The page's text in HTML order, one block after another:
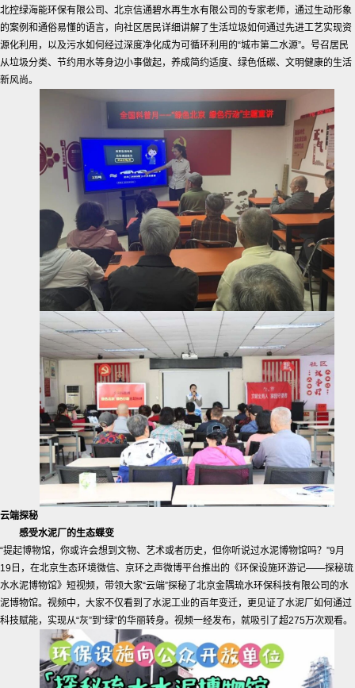
北控绿海能环保有限公司、北京信通碧水再生水有限公司的专家老师，通过生动形象
的案例和通俗易懂的语言，向社区居民详细讲解了生活垃圾如何通过先进工艺实现资
源化利用，以及污水如何经过深度净化成为可循环利用的“城市第二水源”。号召居民
从垃圾分类、节约用水等身边小事做起，养成简约适度、绿色低碳、文明健康的生活
新风尚。
云端探秘
感受水泥厂的生态蝶变
“提起博物馆，你或许会想到文物、艺术或者历史，但你听说过水泥博物馆吗？”9月
19日，在北京生态环境微信、京环之声微博平台推出的《环保设施环游记——探秘琉
水水泥博物馆》短视频，带领大家“云端”探秘了北京金隅琉水环保科技有限公司的水
泥博物馆。视频中，大家不仅看到了水泥工业的百年变迁，更见证了水泥厂如何通过
科技赋能，实现从“灰”到“绿”的华丽转身。视频一经发布，就吸引了超275万次观看。